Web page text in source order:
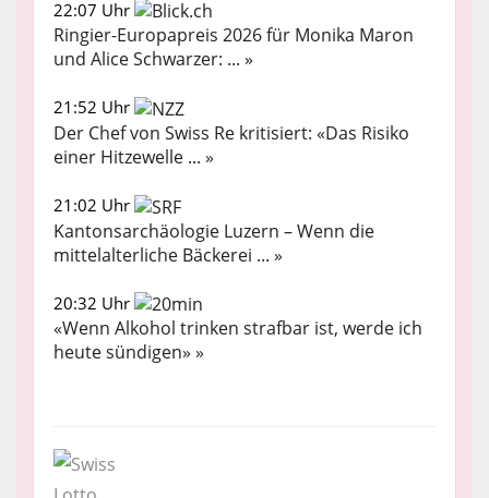
22:07 Uhr
Ringier-Europapreis 2026 für Monika Maron
und Alice Schwarzer: ... »
21:52 Uhr
Der Chef von Swiss Re kritisiert: «Das Risiko
einer Hitzewelle ... »
21:02 Uhr
Kantonsarchäologie Luzern – Wenn die
mittelalterliche Bäckerei ... »
20:32 Uhr
«Wenn Alkohol trinken strafbar ist, werde ich
heute sündigen» »